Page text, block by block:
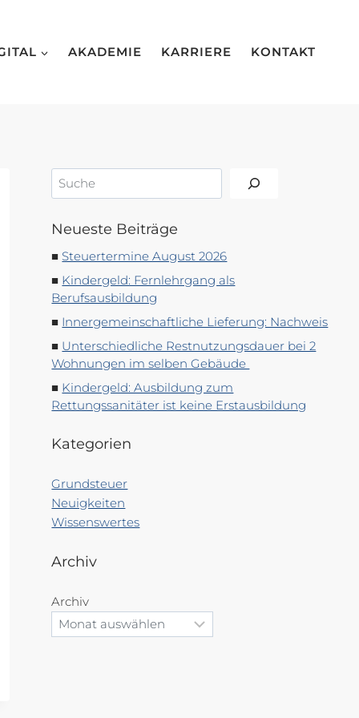
AKADEMIE KARRIERE KONTAKT
Suchen
Neueste Beiträge
Steuertermine August 2026
Kindergeld: Fernlehrgang als
Berufsausbildung
Innergemeinschaftliche Lieferung: Nachweis
Unterschiedliche Restnutzungsdauer bei 2
Wohnungen im selben Gebäude
Kindergeld: Ausbildung zum
Rettungssanitäter ist keine Erstausbildung
Kategorien
Grundsteuer
Neuigkeiten
Wissenswertes
Archiv
Archiv